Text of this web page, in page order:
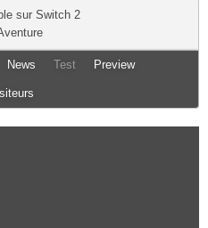
sur Switch 2
News Test Preview